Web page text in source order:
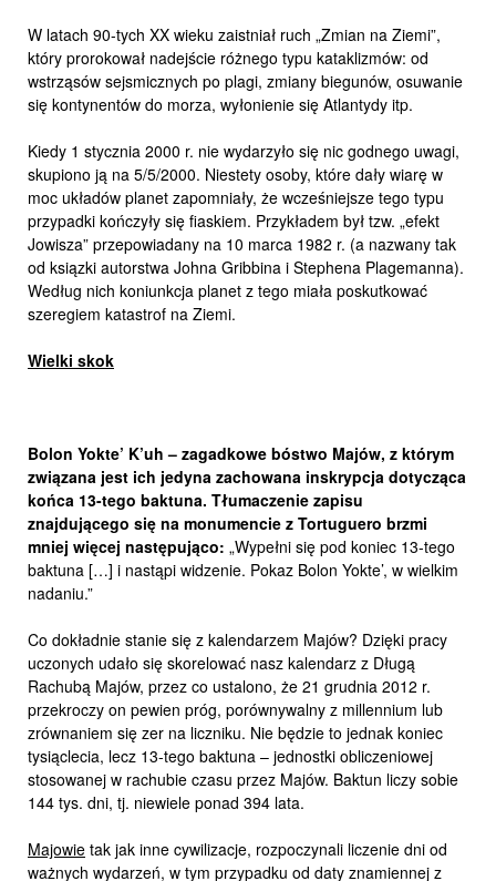
W latach 90-tych XX wieku zaistniał ruch „Zmian na Ziemi”,
który prorokował nadejście różnego typu kataklizmów: od
wstrząsów sejsmicznych po plagi, zmiany biegunów, osuwanie
się kontynentów do morza, wyłonienie się Atlantydy itp.
Kiedy 1 stycznia 2000 r. nie wydarzyło się nic godnego uwagi,
skupiono ją na 5/5/2000. Niestety osoby, które dały wiarę w
moc układów planet zapomniały, że wcześniejsze tego typu
przypadki kończyły się fiaskiem. Przykładem był tzw. „efekt
Jowisza” przepowiadany na 10 marca 1982 r. (a nazwany tak
od ksiązki autorstwa Johna Gribbina i Stephena Plagemanna).
Według nich koniunkcja planet z tego miała poskutkować
szeregiem katastrof na Ziemi.
Wielki skok
Bolon Yokte’ K’uh – zagadkowe bóstwo Majów, z którym
związana jest ich jedyna zachowana inskrypcja dotycząca
końca 13-tego baktuna. Tłumaczenie zapisu
znajdującego się na monumencie z Tortuguero brzmi
mniej więcej następująco: „Wypełni się pod koniec 13-tego
baktuna […] i nastąpi widzenie. Pokaz Bolon Yokte’, w wielkim
nadaniu.”
Co dokładnie stanie się z kalendarzem Majów? Dzięki pracy
uczonych udało się skorelować nasz kalendarz z Długą
Rachubą Majów, przez co ustalono, że 21 grudnia 2012 r.
przekroczy on pewien próg, porównywalny z millennium lub
zrównaniem się zer na liczniku. Nie będzie to jednak koniec
tysiąclecia, lecz 13-tego baktuna – jednostki obliczeniowej
stosowanej w rachubie czasu przez Majów. Baktun liczy sobie
144 tys. dni, tj. niewiele ponad 394 lata.
Majowie tak jak inne cywilizacje, rozpoczynali liczenie dni od
ważnych wydarzeń, w tym przypadku od daty znamiennej z